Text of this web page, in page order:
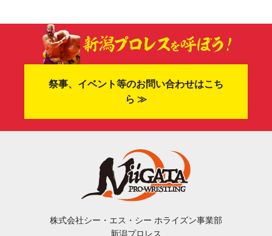
祭事、イベント等のお問い合わせはこち
ら ≫
株式会社シー・エス・シー ホライズン事業部
新潟プロレス